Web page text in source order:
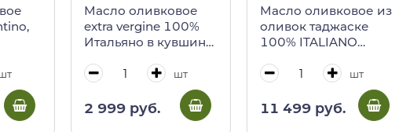
Масло оливковое
extra vergine 100%
Итальяно в кувшине,
шт
2 999 руб.
Масло оливковое из
оливок таджаске
100% ITALIANO
(BAG in BOX c
шт
11 499 руб.